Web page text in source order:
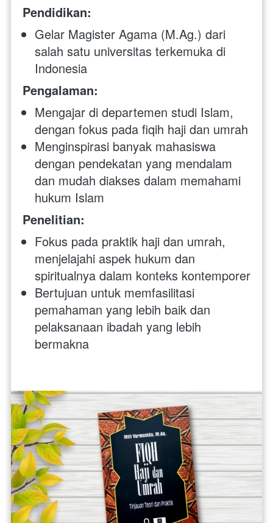
Pendidikan:
Gelar Magister Agama (M.Ag.) dari
salah satu universitas terkemuka di
Indonesia
Pengalaman:
Mengajar di departemen studi Islam,
dengan fokus pada fiqih haji dan umrah
Menginspirasi banyak mahasiswa
dengan pendekatan yang mendalam
dan mudah diakses dalam memahami
hukum Islam
Penelitian:
Fokus pada praktik haji dan umrah,
menjelajahi aspek hukum dan
spiritualnya dalam konteks kontemporer
Bertujuan untuk memfasilitasi
pemahaman yang lebih baik dan
pelaksanaan ibadah yang lebih
bermakna